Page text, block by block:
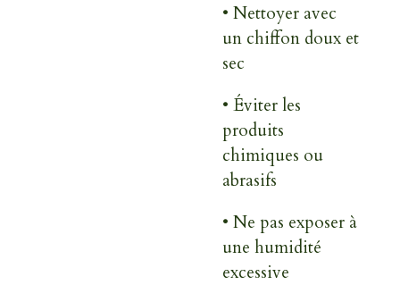
• Nettoyer avec
un chiffon doux et
sec
• Éviter les
produits
chimiques ou
abrasifs
• Ne pas exposer à
une humidité
excessive